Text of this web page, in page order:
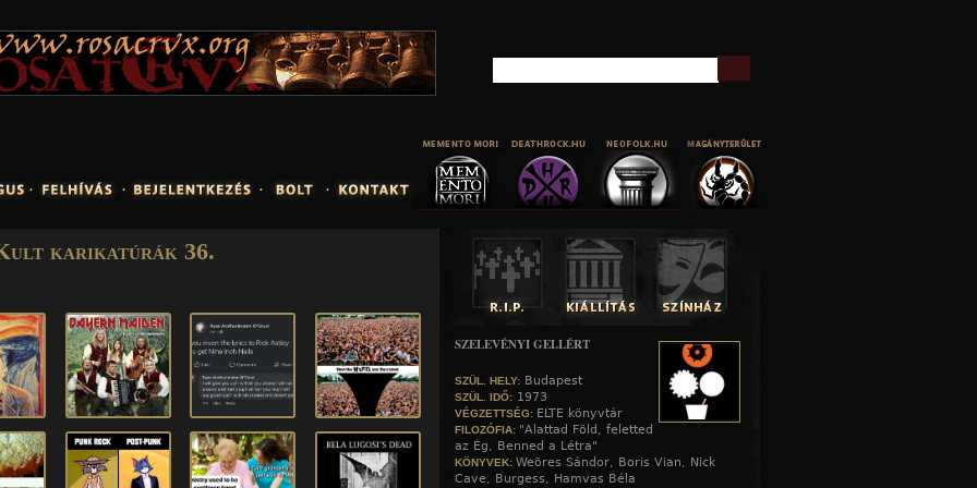
karikatúrák 36.
SZELEVÉNYI GELLÉRT
SZÜL. HELY: Budapest
SZÜL. IDŐ: 1973
VÉGZETTSÉG: ELTE könyvtár
FILOZÓFIA: "Alattad Föld, feletted
az Ég, Benned a Létra"
KÖNYVEK: Weöres Sándor, Boris Vian, Nick
Cave, Burgess, Hamvas Béla